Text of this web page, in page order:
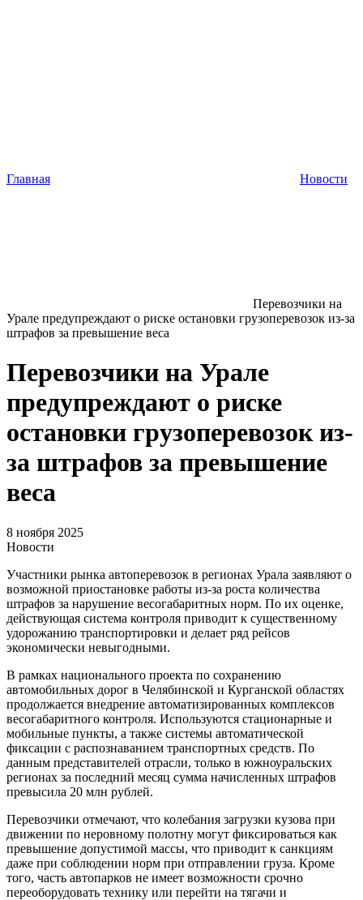
Главная Новости
Перевозчики на
Урале предупреждают о риске остановки грузоперевозок из-за
штрафов за превышение веса
Перевозчики на Урале
предупреждают о риске
остановки грузоперевозок из-
за штрафов за превышение
веса
8 ноября 2025
Новости
Участники рынка автоперевозок в регионах Урала заявляют о
возможной приостановке работы из-за роста количества
штрафов за нарушение весогабаритных норм. По их оценке,
действующая система контроля приводит к существенному
удорожанию транспортировки и делает ряд рейсов
экономически невыгодными.
В рамках национального проекта по сохранению
автомобильных дорог в Челябинской и Курганской областях
продолжается внедрение автоматизированных комплексов
весогабаритного контроля. Используются стационарные и
мобильные пункты, а также системы автоматической
фиксации с распознаванием транспортных средств. По
данным представителей отрасли, только в южноуральских
регионах за последний месяц сумма начисленных штрафов
превысила 20 млн рублей.
Перевозчики отмечают, что колебания загрузки кузова при
движении по неровному полотну могут фиксироваться как
превышение допустимой массы, что приводит к санкциям
даже при соблюдении норм при отправлении груза. Кроме
того, часть автопарков не имеет возможности срочно
переоборудовать технику или перейти на тягачи и